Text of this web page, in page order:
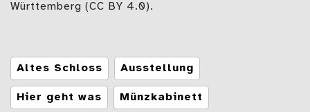
Württemberg (CC BY 4.0).
Tags
Altes Schloss Ausstellung
Hier geht was Münzkabinett